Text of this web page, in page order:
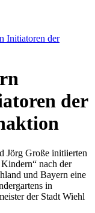
Initiatoren der
der
Jörg Große initiierten
nach der
und Bayern eine
in
der Stadt Wiehl